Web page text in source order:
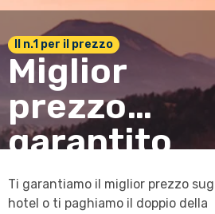
Il n.1 per il prezzo
Miglior
prezzo
garantito
Ti garantiamo il miglior prezzo
hotel o ti paghiamo il doppio della